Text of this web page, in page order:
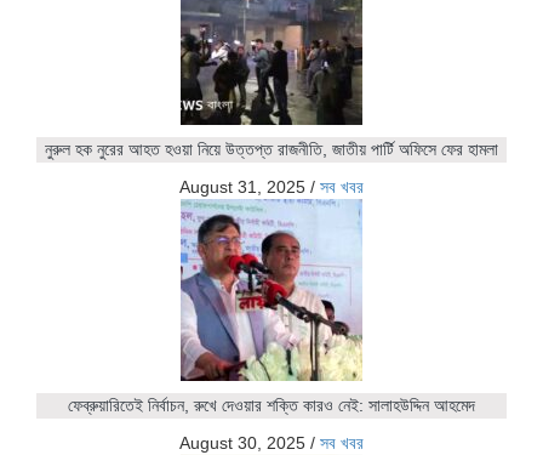
নুরুল হক নুরের আহত হওয়া নিয়ে উত্তপ্ত রাজনীতি, জাতীয় পার্টি অফিসে ফের হামলা
August 31, 2025 / সব খবর
ফেব্রুয়ারিতেই নির্বাচন, রুখে দেওয়ার শক্তি কারও নেই: সালাহউদ্দিন আহমেদ
August 30, 2025 / সব খবর